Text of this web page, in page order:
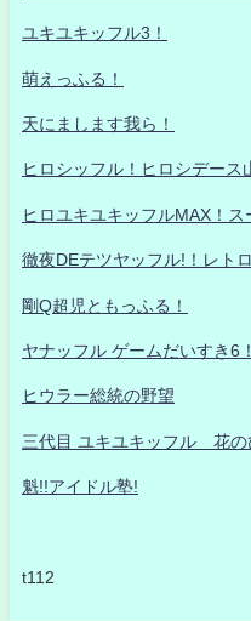
ユキユキッフル3！
萌えっふる！
天にまします我ら！
ヒロシッフル！ヒロシデース
ヒロユキユキッフルMAX！ス
徹夜DEテツヤッフル!！レト
剛Q超児ともっふる！
ヤナッフル ゲームだいすき6
ヒウラー総統の野望
三代目 ユキユキッフル 花の
魁!!アイドル塾!
t112